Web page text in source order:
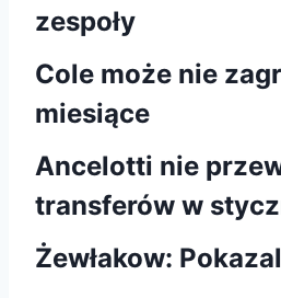
zespoły
Cole może nie
miesiące
Ancelotti nie
transferów w
Żewłakow: